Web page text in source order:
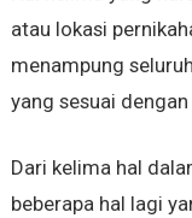
atau lokasi
menampung
yang sesuai
Dari kelima hal
beberapa hal lagi